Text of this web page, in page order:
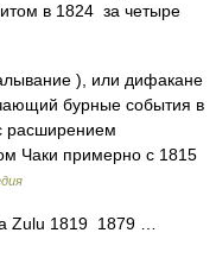
в 1824 за четыре
), или дифакане
бурные события в
расширением
Чаки примерно с 1815
Zulu 1819 1879 …